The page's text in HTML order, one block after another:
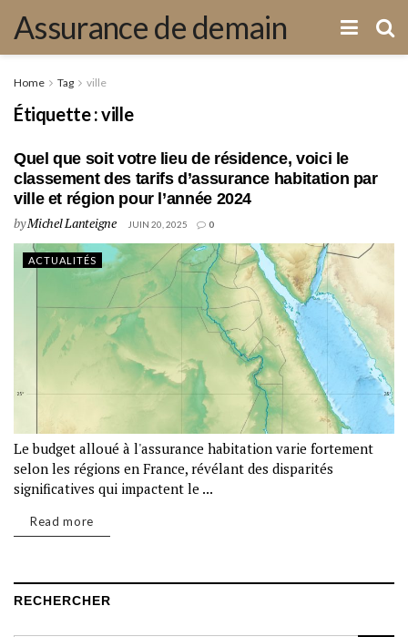
Assurance de demain
Home Tag ville
Étiquette :ville
Quel que soit votre lieu de résidence, voici le
classement des tarifs d’assurance habitation par
ville et région pour l’année 2024
byMichel Lanteigne JUIN 20, 2025 0
ACTUALITÉS
Le budget alloué à l'assurance habitation varie fortement
selon les régions en France, révélant des disparités
significatives qui impactent le ...
Read more
RECHERCHER